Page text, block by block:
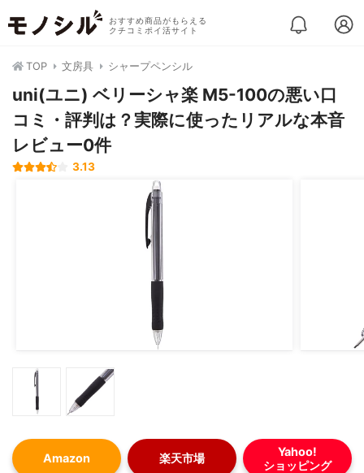
おすすめ商品がもらえる
クチコミポイ活サイト
TOP 文房具 シャープペンシル
uni(ユニ) ベリーシャ楽 M5-100の悪い口
コミ・評判は？実際に使ったリアルな本音
レビュー0件
3.13
Amazon 楽天市場
Yahoo!
ショッピング